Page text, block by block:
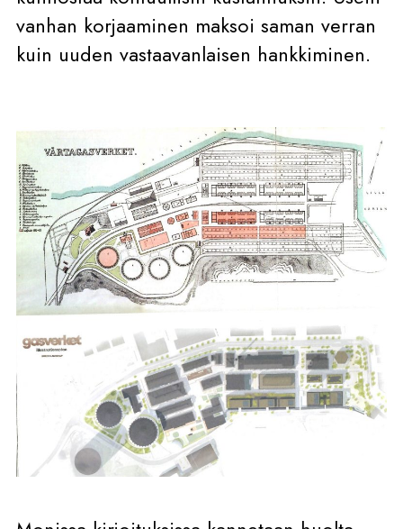
vanhan korjaaminen maksoi saman verran
kuin uuden vastaavanlaisen hankkiminen.